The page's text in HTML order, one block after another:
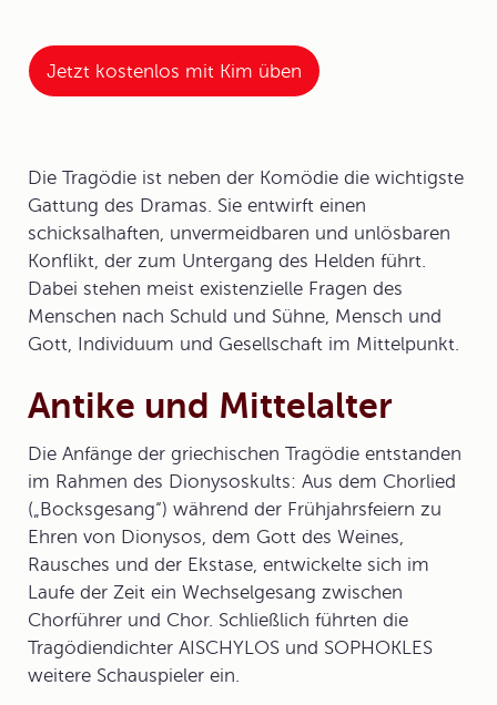
Jetzt kostenlos mit Kim üben
Die Tragödie ist neben der Komödie die wichtigste
Gattung des Dramas. Sie entwirft einen
schicksalhaften, unvermeidbaren und unlösbaren
Konflikt, der zum Untergang des Helden führt.
Dabei stehen meist existenzielle Fragen des
Menschen nach Schuld und Sühne, Mensch und
Gott, Individuum und Gesellschaft im Mittelpunkt.
Antike und Mittelalter
Die Anfänge der griechischen Tragödie entstanden
im Rahmen des Dionysoskults: Aus dem Chorlied
(„Bocksgesang“) während der Frühjahrsfeiern zu
Ehren von Dionysos, dem Gott des Weines,
Rausches und der Ekstase, entwickelte sich im
Laufe der Zeit ein Wechselgesang zwischen
Chorführer und Chor. Schließlich führten die
Tragödiendichter AISCHYLOS und SOPHOKLES
weitere Schauspieler ein.